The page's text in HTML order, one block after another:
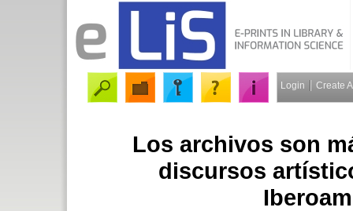
Login Create
Los archivos son
discursos